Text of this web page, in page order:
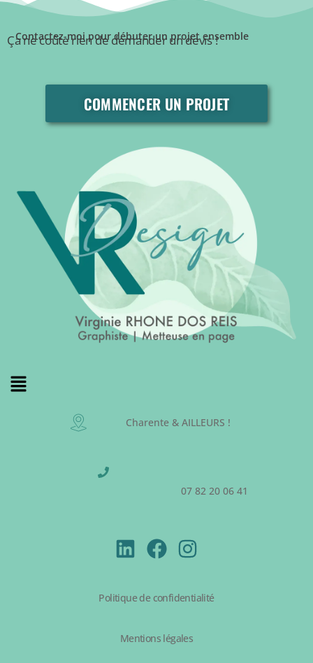
Contactez-moi pour débuter un projet ensemble
Ça ne coûte rien de demander un devis !
COMMENCER UN PROJET
Charente & AILLEURS !
07 82 20 06 41
Politique de confidentialité
Mentions légales